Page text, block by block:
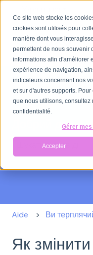
Ce site web stocke les
cookies sont utilisés pour
manière dont vous
permettent de nous souvenir
informations afin d'améliorer
expérience de navigation,
indicateurs concernant nos
et sur d'autres supports.
que nous utilisons, consultez
confidentialité.
Gérer
Accepter
Добрий день.
Немає пропозицій,
Aide Ви
Як